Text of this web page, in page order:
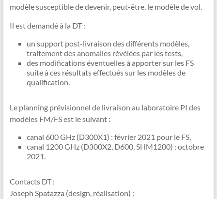
modèle susceptible de devenir, peut-être, le modèle de vol.
Il est demandé à la DT :
un support post-livraison des différents modèles,
traitement des anomalies révélées par les tests,
des modifications éventuelles à apporter sur les FS
suite à ces résultats effectués sur les modèles de
qualification.
Le planning prévisionnel de livraison au laboratoire PI des
modèles FM/FS est le suivant :
canal 600 GHz (D300X1) : février 2021 pour le FS,
canal 1200 GHz (D300X2, D600, SHM1200) : octobre
2021.
Contacts DT :
Joseph Spatazza (design, réalisation) :